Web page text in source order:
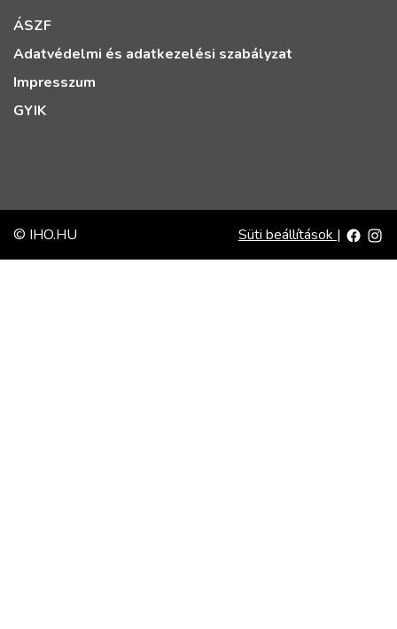
ÁSZF
Adatvédelmi és adatkezelési szabályzat
Impresszum
GYIK
© IHO.HU Süti beállítások |